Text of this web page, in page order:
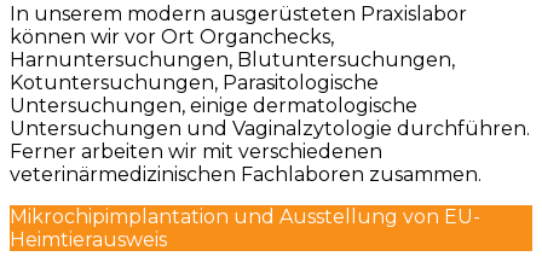
In unserem modern ausgerüsteten Praxislabor
können wir vor Ort Organchecks,
Harnuntersuchungen, Blutuntersuchungen,
Kotuntersuchungen, Parasitologische
Untersuchungen, einige dermatologische
Untersuchungen und Vaginalzytologie durchführen.
Ferner arbeiten wir mit verschiedenen
veterinärmedizinischen Fachlaboren zusammen.
Mikrochipimplantation und Ausstellung von EU-
Heimtierausweis